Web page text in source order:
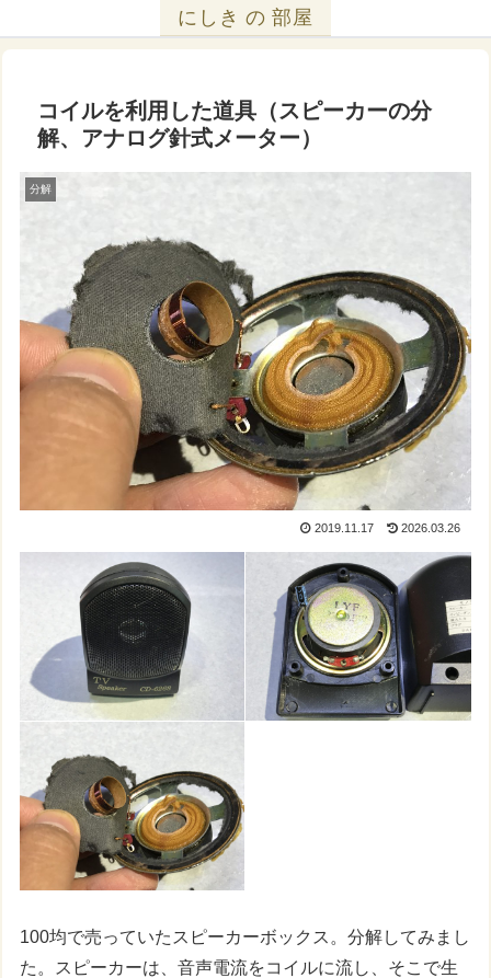
にしき の 部屋
コイルを利用した道具（スピーカーの分
解、アナログ針式メーター）
分解
2019.11.17 2026.03.26
100均で売っていたスピーカーボックス。分解してみまし
た。スピーカーは、音声電流をコイルに流し、そこで生